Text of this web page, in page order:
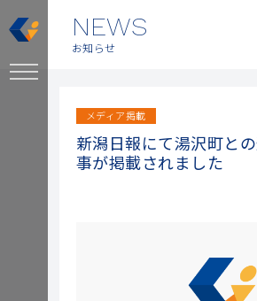
NEWS
お知らせ
メディア掲載
新潟日報にて湯沢町と
事が掲載されました